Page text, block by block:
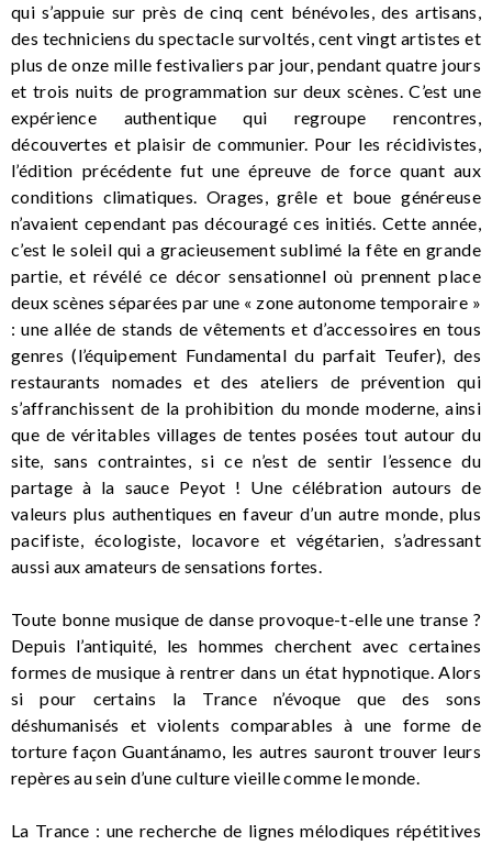
qui s’appuie sur près de cinq cent bénévoles, des artisans,
des techniciens du spectacle survoltés, cent vingt artistes et
plus de onze mille festivaliers par jour, pendant quatre jours
et trois nuits de programmation sur deux scènes. C’est une
expérience authentique qui regroupe rencontres,
découvertes et plaisir de communier. Pour les récidivistes,
l’édition précédente fut une épreuve de force quant aux
conditions climatiques. Orages, grêle et boue généreuse
n’avaient cependant pas découragé ces initiés. Cette année,
c’est le soleil qui a gracieusement sublimé la fête en grande
partie, et révélé ce décor sensationnel où prennent place
deux scènes séparées par une « zone autonome temporaire »
: une allée de stands de vêtements et d’accessoires en tous
genres (l’équipement Fundamental du parfait Teufer), des
restaurants nomades et des ateliers de prévention qui
s’affranchissent de la prohibition du monde moderne, ainsi
que de véritables villages de tentes posées tout autour du
site, sans contraintes, si ce n’est de sentir l’essence du
partage à la sauce Peyot ! Une célébration autours de
valeurs plus authentiques en faveur d’un autre monde, plus
pacifiste, écologiste, locavore et végétarien, s’adressant
aussi aux amateurs de sensations fortes.
Toute bonne musique de danse provoque-t-elle une transe ?
Depuis l’antiquité, les hommes cherchent avec certaines
formes de musique à rentrer dans un état hypnotique. Alors
si pour certains la Trance n’évoque que des sons
déshumanisés et violents comparables à une forme de
torture façon Guantánamo, les autres sauront trouver leurs
repères au sein d’une culture vieille comme le monde.
La Trance : une recherche de lignes mélodiques répétitives